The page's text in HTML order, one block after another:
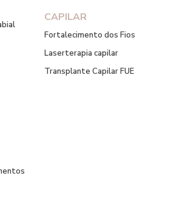
CAPILAR
Fortalecimento dos Fios
Laserterapia capilar
Transplante Capilar FUE